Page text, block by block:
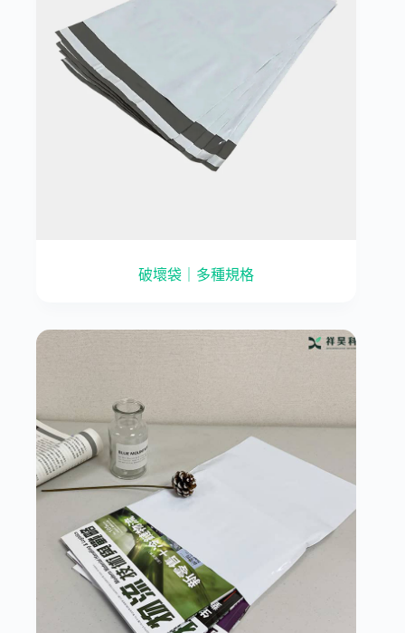
破壞袋｜多種規格